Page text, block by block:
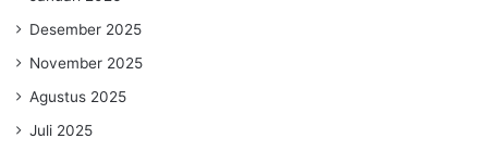
Desember 2025
November 2025
Agustus 2025
Juli 2025